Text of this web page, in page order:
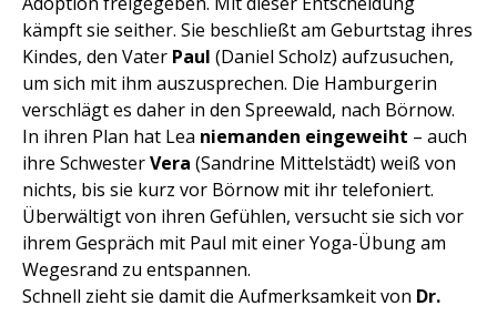
kämpft sie seither. Sie beschließt am Geburtstag ihres
Kindes, den Vater Paul (Daniel Scholz) aufzusuchen,
um sich mit ihm auszusprechen. Die Hamburgerin
verschlägt es daher in den Spreewald, nach Börnow.
In ihren Plan hat Lea niemanden eingeweiht – auch
ihre SchwesterVera (Sandrine Mittelstädt) weiß von
nichts, bis sie kurz vor Börnow mit ihr telefoniert.
Überwältigt von ihren Gefühlen, versucht sie sich vor
ihrem Gespräch mit Paul mit einer Yoga-Übung am
Wegesrand zu entspannen.
Schnell zieht sie damit die Aufmerksamkeit von Dr.